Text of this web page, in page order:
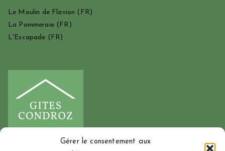
Gérer le consentement aux
Le Moulin de Flavion (FR)
La Pommeraie(FR)
L'Escapade (FR)